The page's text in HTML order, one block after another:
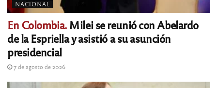
NACIONAL
En Colombia.Milei se reunió con Abelardo
de la Espriella y asistió a su asunción
presidencial
7 de agosto de 2026